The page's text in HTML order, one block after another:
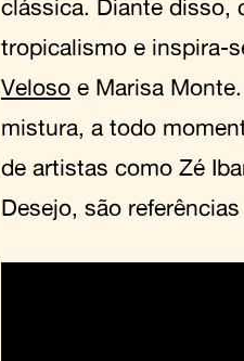
clássica. Diante disso,
tropicalismo e inspira-
Veloso e Marisa
mistura, a todo
de artistas como Zé
Desejo, são